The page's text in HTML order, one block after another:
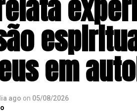
em
ago on 05/08/2026